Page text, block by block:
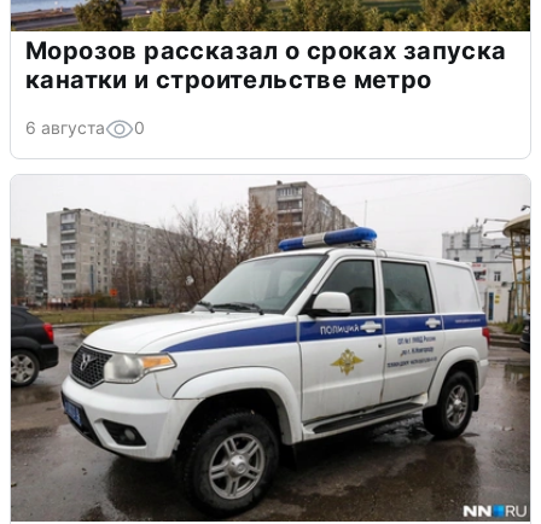
Морозов рассказал о сроках запуска
канатки и строительстве метро
6 августа 0